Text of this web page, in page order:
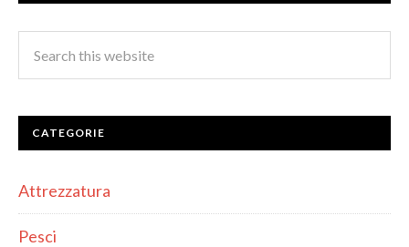
CATEGORIE
Attrezzatura
Pesci